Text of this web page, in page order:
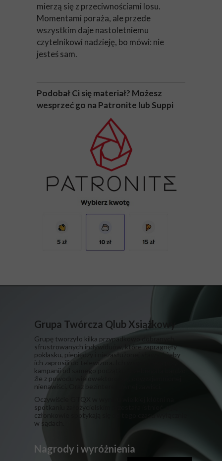
mierzą się z przeciwnościami losu.
Momentami poraża, ale przede
wszystkim daje nastoletniemu
czytelnikowi nadzieję, bo mówi: nie
jesteś sam.
Podobał Ci się materiał? Możesz
wesprzeć go na Patronite lub Suppi
Grupa Twórcza Qlub Xsiążkowy
Grupę tworzyło kilka przypadkowo dobranych,
sfrustrowanych indywiduów, które zapragnęły
poklasku, pieniędzy i niezasłużonej sławy. I żeby
ich zaprosili do telewizora. Ich współpraca przy
kampanii od samego początku przebiegała bardzo
źle z powodu wielowektorowej, odwzajemnionej
nienawiści. Oraz bezinteresownej zawiści.
​Oczywiście GTQX w wyniku wielkiej kłótni na
spotkaniu założycielskim przestała istnieć, a jej
członkowie spotykają się od tego czasu wyłącznie
w sądach.
Nagrody i wyróżnienia